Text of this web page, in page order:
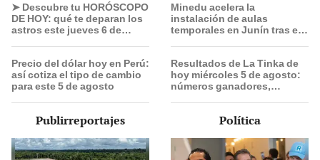
director musical
➤ Descubre tu HORÓSCOPO
DE HOY: qué te deparan los
astros este jueves 6 de
Precio del dólar hoy en Perú:
así cotiza el tipo de cambio
para este 5 de agosto
tras su muerte
Minedu acelera la
instalación de aulas
temporales en Junín tras el
beneficiados
Resultados de La Tinka de
hoy miércoles 5 de agosto:
números ganadores,
Publirreportajes Política